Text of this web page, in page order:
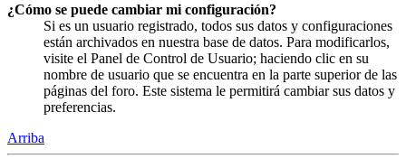
¿Cómo se puede cambiar mi configuración?
Si es un usuario registrado, todos sus datos y configuraciones
están archivados en nuestra base de datos. Para modificarlos,
visite el Panel de Control de Usuario; haciendo clic en su
nombre de usuario que se encuentra en la parte superior de las
páginas del foro. Este sistema le permitirá cambiar sus datos y
preferencias.
Arriba